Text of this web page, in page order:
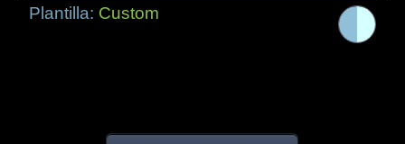
Plantilla: Custom